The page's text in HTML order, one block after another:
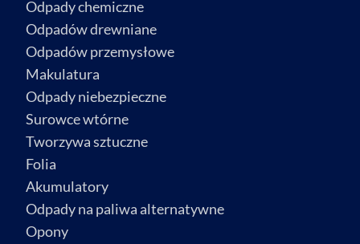
Odpady chemiczne
Odpadów drewniane
Odpadów przemysłowe
Makulatura
Odpady niebezpieczne
Surowce wtórne
Tworzywa sztuczne
Folia
Akumulatory
Odpady na paliwa alternatywne
Opony